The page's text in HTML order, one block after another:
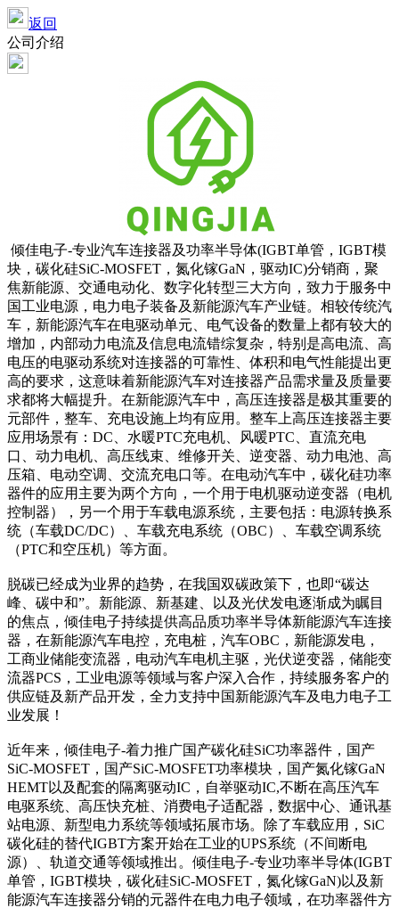
返回
公司介绍
倾佳电子-专业汽车连接器及功率半导体(IGBT单管，IGBT模
块，碳化硅SiC-MOSFET，氮化镓GaN，驱动IC)分销商，聚
焦新能源、交通电动化、数字化转型三大方向，致力于服务中
国工业电源，电力电子装备及新能源汽车产业链。相较传统汽
车，新能源汽车在电驱动单元、电气设备的数量上都有较大的
增加，内部动力电流及信息电流错综复杂，特别是高电流、高
电压的电驱动系统对连接器的可靠性、体积和电气性能提出更
高的要求，这意味着新能源汽车对连接器产品需求量及质量要
求都将大幅提升。在新能源汽车中，高压连接器是极其重要的
元部件，整车、充电设施上均有应用。整车上高压连接器主要
应用场景有：DC、水暖PTC充电机、风暖PTC、直流充电
口、动力电机、高压线束、维修开关、逆变器、动力电池、高
压箱、电动空调、交流充电口等。在电动汽车中，碳化硅功率
器件的应用主要为两个方向，一个用于电机驱动逆变器（电机
控制器），另一个用于车载电源系统，主要包括：电源转换系
统（车载DC/DC）、车载充电系统（OBC）、车载空调系统
（PTC和空压机）等方面。
脱碳已经成为业界的趋势，在我国双碳政策下，也即“碳达
峰、碳中和”。新能源、新基建、以及光伏发电逐渐成为瞩目
的焦点，倾佳电子持续提供高品质功率半导体新能源汽车连接
器，在新能源汽车电控，充电桩，汽车OBC，新能源发电，
工商业储能变流器，电动汽车电机主驱，光伏逆变器，储能变
流器PCS，工业电源等领域与客户深入合作，持续服务客户的
供应链及新产品开发，全力支持中国新能源汽车及电力电子工
业发展！
近年来，倾佳电子-着力推广国产碳化硅SiC功率器件，国产
SiC-MOSFET，国产SiC-MOSFET功率模块，国产氮化镓GaN
HEMT以及配套的隔离驱动IC，自举驱动IC,不断在高压汽车
电驱系统、高压快充桩、消费电子适配器，数据中心、通讯基
站电源、新型电力系统等领域拓展市场。除了车载应用，SiC
碳化硅的替代IGBT方案开始在工业的UPS系统（不间断电
源）、轨道交通等领域推出。倾佳电子-专业功率半导体(IGBT
单管，IGBT模块，碳化硅SiC-MOSFET，氮化镓GaN)以及新
能源汽车连接器分销的元器件在电力电子领域，在功率器件方